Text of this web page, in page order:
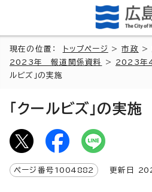
現在の位置： トップページ >市政 >
2023年 報道関係資料
> 2023年
ルビズ」の実施
「クールビズ」の実施
ページ番号 1004882 更新日